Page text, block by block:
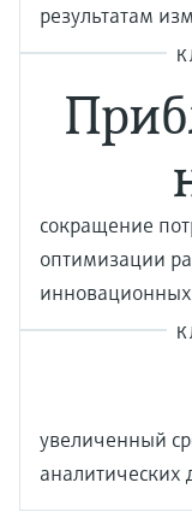
результатам
сокращение
оптимизации
увеличенный
аналитических